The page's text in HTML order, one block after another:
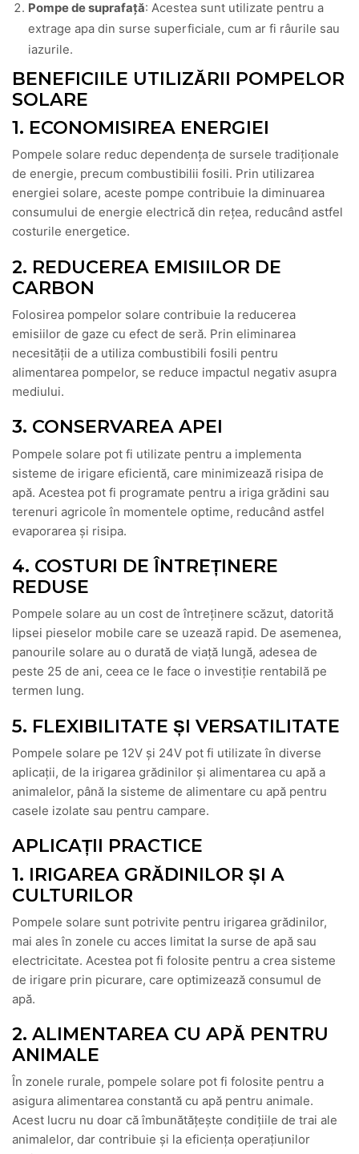
Pompe de suprafață: Acestea sunt utilizate pentru a
extrage apa din surse superficiale, cum ar fi râurile sau
iazurile.
BENEFICIILE UTILIZĂRII POMPELOR
SOLARE
1. ECONOMISIREA ENERGIEI
Pompele solare reduc dependența de sursele tradiționale
de energie, precum combustibilii fosili. Prin utilizarea
energiei solare, aceste pompe contribuie la diminuarea
consumului de energie electrică din rețea, reducând astfel
costurile energetice.
2. REDUCEREA EMISIILOR DE
CARBON
Folosirea pompelor solare contribuie la reducerea
emisiilor de gaze cu efect de seră. Prin eliminarea
necesității de a utiliza combustibili fosili pentru
alimentarea pompelor, se reduce impactul negativ asupra
mediului.
3. CONSERVAREA APEI
Pompele solare pot fi utilizate pentru a implementa
sisteme de irigare eficientă, care minimizează risipa de
apă. Acestea pot fi programate pentru a iriga grădini sau
terenuri agricole în momentele optime, reducând astfel
evaporarea și risipa.
4. COSTURI DE ÎNTREȚINERE
REDUSE
Pompele solare au un cost de întreținere scăzut, datorită
lipsei pieselor mobile care se uzează rapid. De asemenea,
panourile solare au o durată de viață lungă, adesea de
peste 25 de ani, ceea ce le face o investiție rentabilă pe
termen lung.
5. FLEXIBILITATE ȘI VERSATILITATE
Pompele solare pe 12V și 24V pot fi utilizate în diverse
aplicații, de la irigarea grădinilor și alimentarea cu apă a
animalelor, până la sisteme de alimentare cu apă pentru
casele izolate sau pentru campare.
APLICAȚII PRACTICE
1. IRIGAREA GRĂDINILOR ȘI A
CULTURILOR
Pompele solare sunt potrivite pentru irigarea grădinilor,
mai ales în zonele cu acces limitat la surse de apă sau
electricitate. Acestea pot fi folosite pentru a crea sisteme
de irigare prin picurare, care optimizează consumul de
apă.
2. ALIMENTAREA CU APĂ PENTRU
ANIMALE
În zonele rurale, pompele solare pot fi folosite pentru a
asigura alimentarea constantă cu apă pentru animale.
Acest lucru nu doar că îmbunătățește condițiile de trai ale
animalelor, dar contribuie și la eficiența operațiunilor